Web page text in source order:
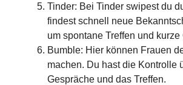
Tinder: Bei Tinder swipest du
findest schnell neue
um spontane Treffen und kurze
Bumble: Hier können Frauen
machen. Du hast die Kontrolle
Gespräche und das Treffen.